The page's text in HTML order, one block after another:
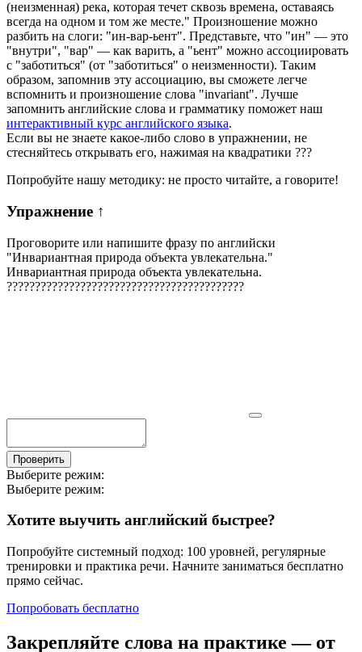
(неизменная) река, которая течет сквозь времена, оставаясь
всегда на одном и том же месте." Произношение можно
разбить на слоги: "ин-вар-ьент". Представьте, что "ин" — это
"внутри", "вар" — как варить, а "ьент" можно ассоциировать
с "заботиться" (от "заботиться" о неизменности). Таким
образом, запомнив эту ассоциацию, вы сможете легче
вспомнить и произношение слова "invariant". Лучше
запомнить английские слова и грамматику поможет наш
интерактивный курс английского языка.
Если вы не знаете какое-либо слово в упражнении, не
стесняйтесь открывать его, нажимая на квадратики ???
Попробуйте нашу методику: не просто читайте, а говорите!
Упражнение ↑
Проговорите или напишите фразу по английски
"Инвариантная природа объекта увлекательна."
Инвариантная природа объекта увлекательна.
??????????????????????????????????????????
Проверить
Выберите режим:
Выберите режим:
Хотите выучить английский быстрее?
Попробуйте системный подход: 100 уровней, регулярные
тренировки и практика речи. Начните заниматься бесплатно
прямо сейчас.
Попробовать бесплатно
Закрепляйте слова на практике — от